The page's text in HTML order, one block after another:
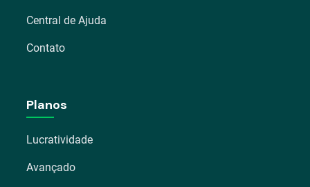
Central de Ajuda
Contato
Planos
Lucratividade
Avançado